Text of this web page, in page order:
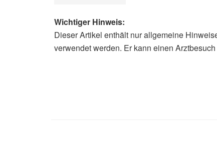
Alexander Stindt
omnivorous adults; in: Nutrition
Cleveland Clinic: 3 Reasons
Wichtiger Hinweis:
Dieser Artikel enthält nur allgemeine
verwendet werden. Er kann einen